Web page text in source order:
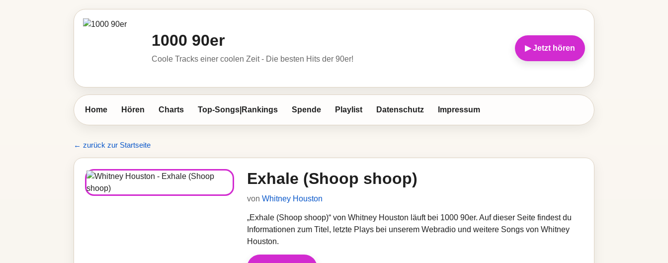
1000 90er
Coole Tracks einer coolen Zeit - Die besten Hits der 90er!
▶ Jetzt hören
Home Hören Charts Top-Songs|Rankings Spende Playlist Datenschutz Impressum
← zurück zur Startseite
Exhale (Shoop shoop)
von Whitney Houston
„Exhale (Shoop shoop)“ von Whitney Houston läuft bei 1000 90er. Auf dieser Seite findest du
Informationen zum Titel, letzte Plays bei unserem Webradio und weitere Songs von Whitney
Houston.